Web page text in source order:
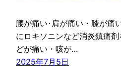
腰が痛い･肩が痛い・膝が痛
にロキソニンなど消炎鎮痛
どが痛い・咳が…
2025年7月5日